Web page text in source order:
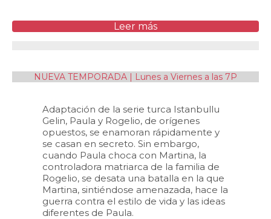
Leer más
NUEVA TEMPORADA | Lunes a Viernes a las 7P
Adaptación de la serie turca Istanbullu
Gelin, Paula y Rogelio, de orígenes
opuestos, se enamoran rápidamente y
se casan en secreto. Sin embargo,
cuando Paula choca con Martina, la
controladora matriarca de la familia de
Rogelio, se desata una batalla en la que
Martina, sintiéndose amenazada, hace la
guerra contra el estilo de vida y las ideas
diferentes de Paula.